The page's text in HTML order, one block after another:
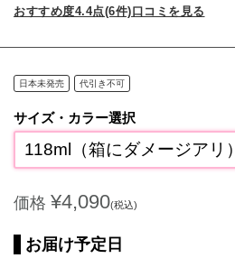
おすすめ度4.4点(6件)口コミを見る
日本未発売 代引き不可
サイズ・カラー選択
118ml（箱にダメージアリ）
価格 ¥4,090(税込)
お届け予定日